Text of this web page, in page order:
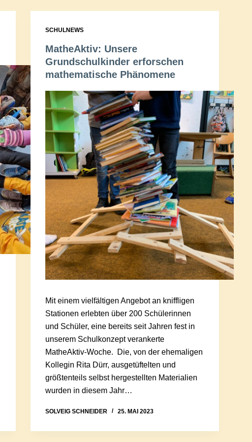
SCHULNEWS
MatheAktiv: Unsere
Grundschulkinder erforschen
mathematische Phänomene
Mit einem vielfältigen Angebot an kniffligen
Stationen erlebten über 200 Schülerinnen
und Schüler, eine bereits seit Jahren fest in
unserem Schulkonzept verankerte
MatheAktiv-Woche. Die, von der ehemaligen
Kollegin Rita Dürr, ausgetüftelten und
größtenteils selbst hergestellten Materialien
wurden in diesem Jahr…
SOLVEIG SCHNEIDER 25. MAI 2023